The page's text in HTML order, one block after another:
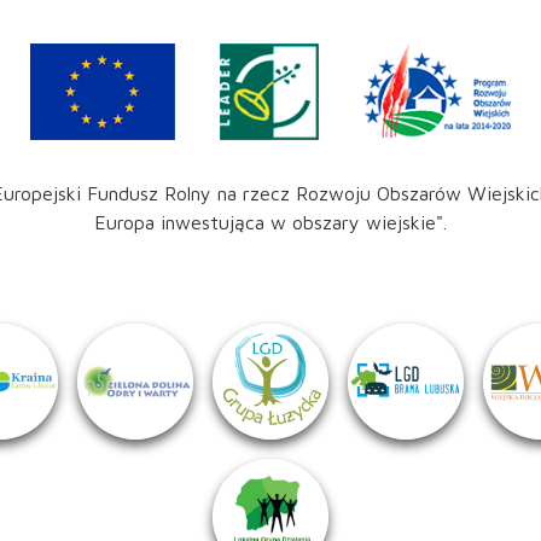
Fundusz Rolny na rzecz Rozwoju Obszarów
Europa inwestująca w obszary wiejskie".